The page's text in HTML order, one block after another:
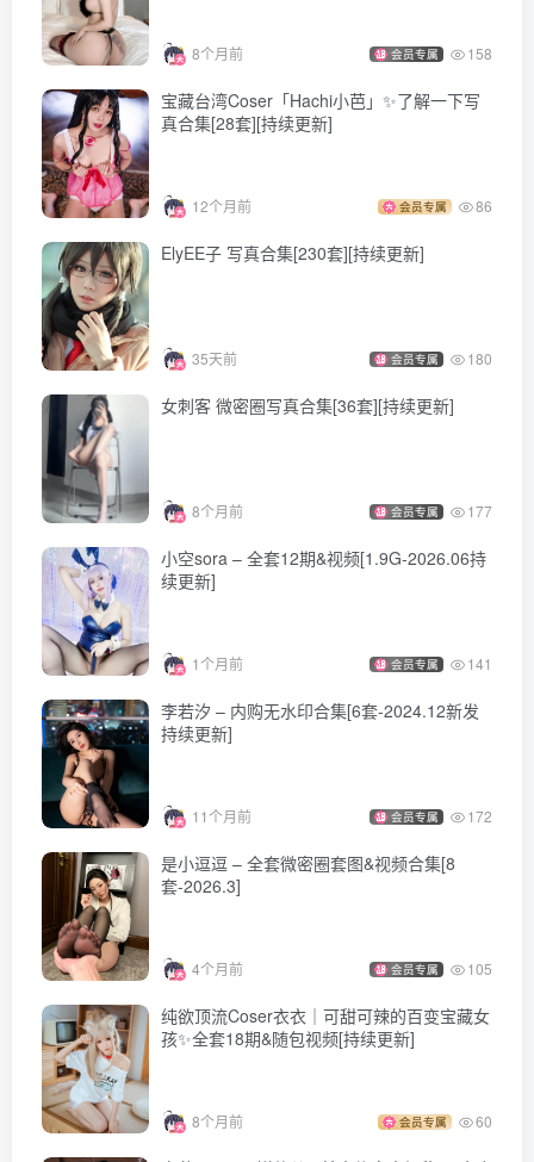
8个月前 会员专属 158
宝藏台湾Coser「Hachi小芭」✨了解一下写
真合集[28套][持续更新]
12个月前 会员专属 86
ElyEE子 写真合集[230套][持续更新]
35天前 会员专属 180
女刺客 微密圈写真合集[36套][持续更新]
8个月前 会员专属 177
小空sora – 全套12期&视频[1.9G-2026.06持
续更新]
1个月前 会员专属 141
李若汐 – 内购无水印合集[6套-2024.12新发
持续更新]
11个月前 会员专属 172
是小逗逗 – 全套微密圈套图&视频合集[8
套-2026.3]
4个月前 会员专属 105
纯欲顶流Coser衣衣｜可甜可辣的百变宝藏女
孩✨全套18期&随包视频[持续更新]
8个月前 会员专属 60